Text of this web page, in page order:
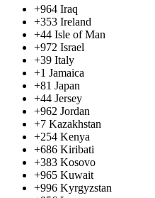
+964 Iraq
+353 Ireland
+44 Isle of Man
+972 Israel
+39 Italy
+1 Jamaica
+81 Japan
+44 Jersey
+962 Jordan
+7 Kazakhstan
+254 Kenya
+686 Kiribati
+383 Kosovo
+965 Kuwait
+996 Kyrgyzstan